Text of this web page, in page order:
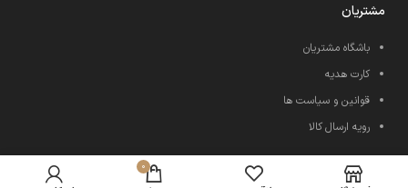
مشتریان
باشگاه مشتریان
کارت هدیه
قوانین و سیاست ها
رویه ارسال کالا
0